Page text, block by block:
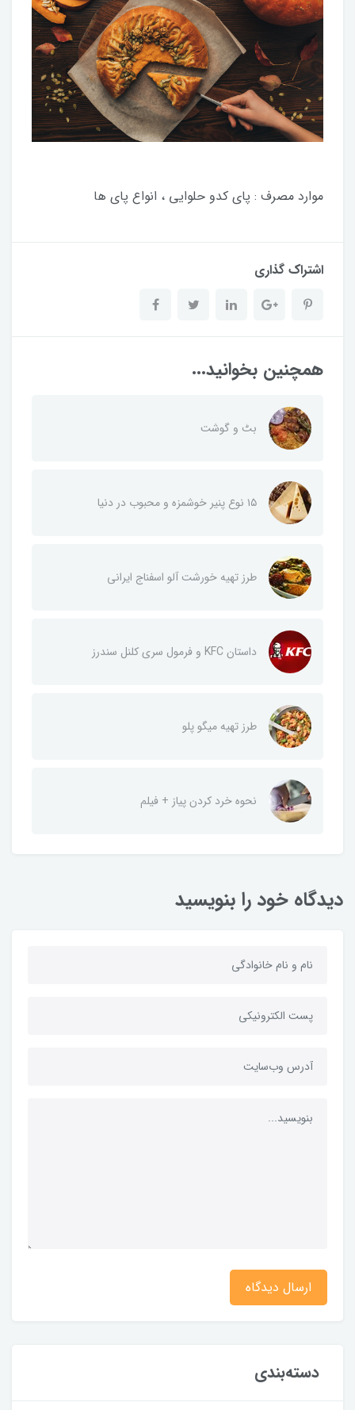
موارد مصرف : پای کدو حلوایی ، انواع پای ها
اشتراک گذاری
همچنین بخوانید...
بٹ و گوشت
۱۵ نوع پنیر خوشمزه و محبوب در دنیا
طرز تهیه خورشت آلو اسفناج ایرانی
داستان KFC و فرمول سری کلنل سندرز
طرز تهیه میگو پلو
نحوه خرد کردن پیاز + فیلم
دیدگاه خود را بنویسید
ارسال دیدگاه
دسته‌بندی